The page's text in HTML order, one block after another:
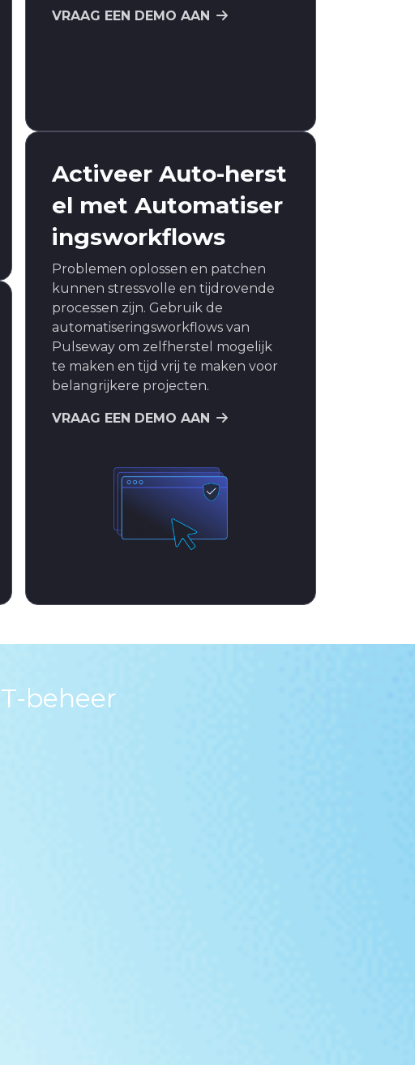
VRAAG EEN DEMO AAN
Activeer Auto-herst
el met Automatiser
ingsworkflows
Problemen oplossen en patchen
kunnen stressvolle en tijdrovende
processen zijn. Gebruik de
automatiseringsworkflows van
Pulseway om zelfherstel mogelijk
te maken en tijd vrij te maken voor
belangrijkere projecten.
VRAAG EEN DEMO AAN
beheer